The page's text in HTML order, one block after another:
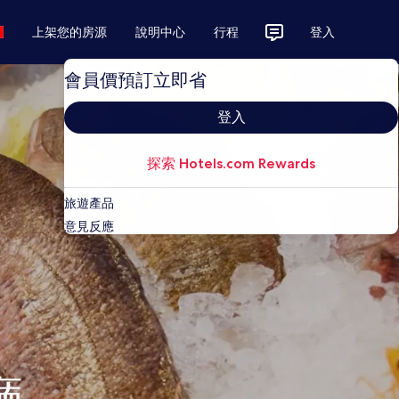
上架您的房源 說明中心 行程 登入
會員價預訂立即省
登入
探索 Hotels.com Rewards
旅遊產品
意見反應